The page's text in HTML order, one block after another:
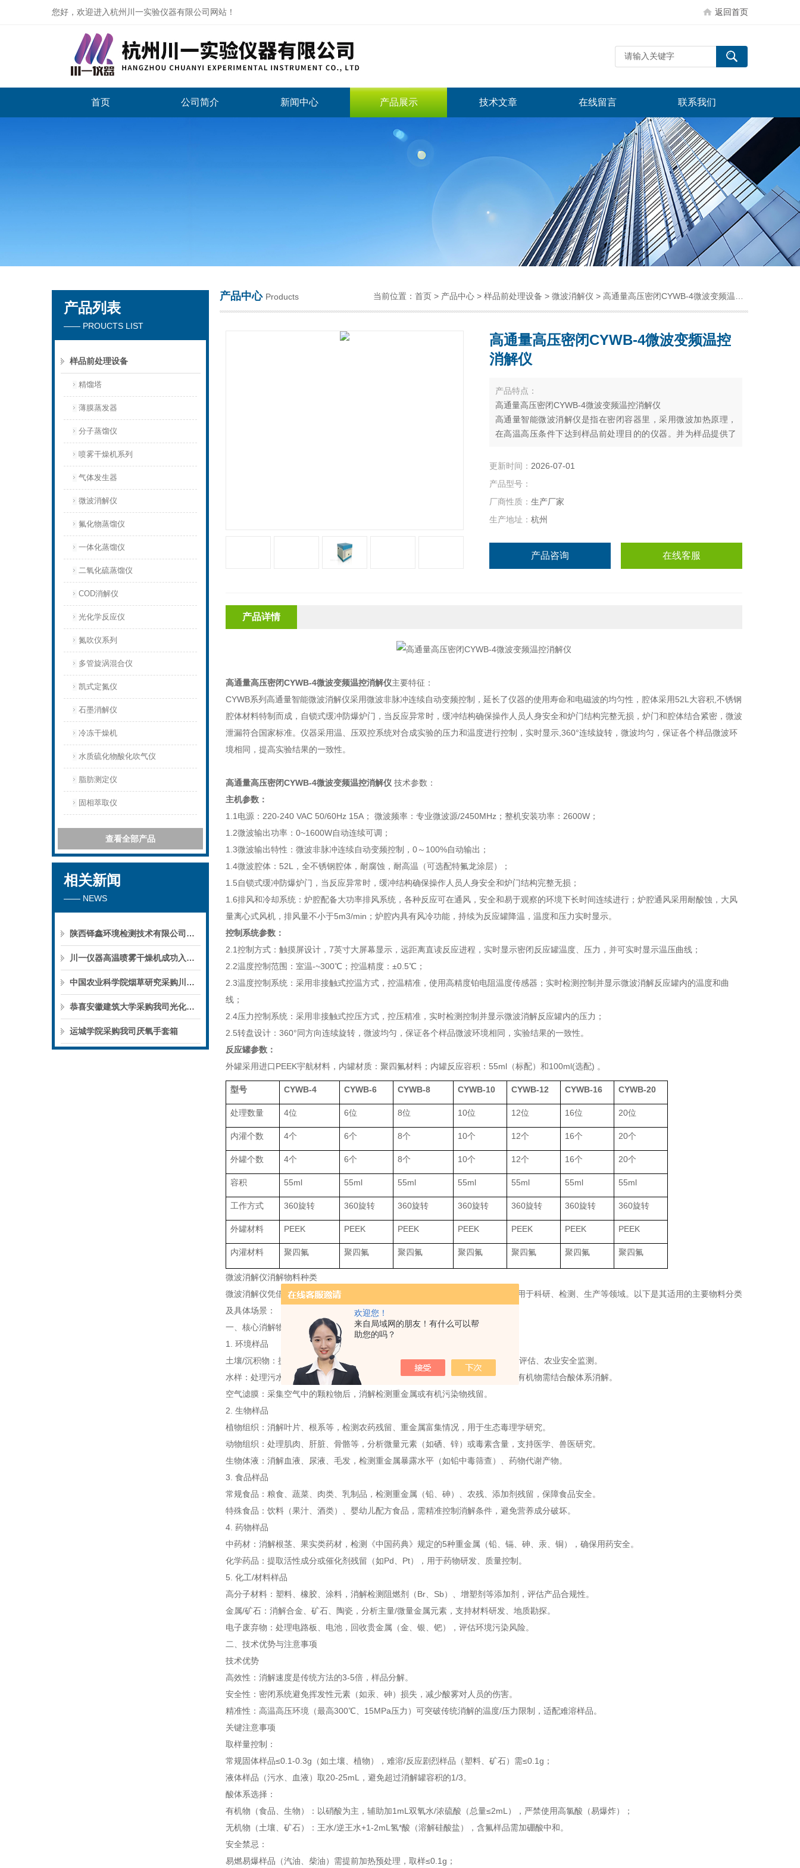
欢迎您！
来自局域网的朋友！有什么可以帮
助您的吗？
您好，欢迎进入杭州川一实验仪器有限公司网站！ 返回首页
杭州川一实验仪器有限公司
首页 公司简介 新闻中心 产品展示 技术文章 在线留言 联系我们
产品列表
—— PROUCTS LIST
样品前处理设备
精馏塔
薄膜蒸发器
分子蒸馏仪
喷雾干燥机系列
气体发生器
微波消解仪
氟化物蒸馏仪
一体化蒸馏仪
二氧化硫蒸馏仪
COD消解仪
光化学反应仪
氮吹仪系列
多管旋涡混合仪
凯式定氮仪
石墨消解仪
冷冻干燥机
水质硫化物酸化吹气仪
脂肪测定仪
固相萃取仪
查看全部产品
相关新闻
—— NEWS
陕西铎鑫环境检测技术有限公司采购我司全自动液液萃取仪
川一仪器高温喷雾干燥机成功入驻鄱阳职业学院，助力职业教育实训平台升级
中国农业科学院烟草研究采购川一仪器喷雾干燥机
恭喜安徽建筑大学采购我司光化学反应仪
运城学院采购我司厌氧手套箱
产品中心 Products 当前位置： 首页 > 产品中心 > 样品前处理设备 > 微波消解仪 > 高通量高压密闭CYWB-4微波变频温控消解仪
高通量高压密闭CYWB-4微波变频温控
消解仪
产品特点：
高通量高压密闭CYWB-4微波变频温控消解仪
高通量智能微波消解仪是指在密闭容器里，采用微波加热原理，
在高温高压条件下达到样品前处理目的的仪器。并为样品提供了
护、疾病控制、质量监督、商品检验、科研院所等领域。
更新时间： 2026-07-01
产品型号：
厂商性质： 生产厂家
生产地址： 杭州
产品咨询 在线客服
产品详情
高通量高压密闭CYWB-4微波变频温控消解仪主要特征：
CYWB系列高通量智能微波消解仪采用微波非脉冲连续自动变频控制，延长了仪器的使用寿命和电磁波的均匀性，腔体采用52L大容积,不锈钢
腔体材料特制而成，自锁式缓冲防爆炉门，当反应异常时，缓冲结构确保操作人员人身安全和炉门结构完整无损，炉门和腔体结合紧密，微波
泄漏符合国家标准。仪器采用温、压双控系统对合成实验的压力和温度进行控制，实时显示,360°连续旋转，微波均匀，保证各个样品微波环
境相同，提高实验结果的一致性。
高通量高压密闭CYWB-4微波变频温控消解仪 技术参数：
主机参数：
1.1电源：220-240 VAC 50/60Hz 15A； 微波频率：专业微波源/2450MHz；整机安装功率：2600W；
1.2微波输出功率：0~1600W自动连续可调；
1.3微波输出特性：微波非脉冲连续自动变频控制，0～100%自动输出；
1.4微波腔体：52L，全不锈钢腔体，耐腐蚀，耐高温（可选配特氟龙涂层）；
1.5自锁式缓冲防爆炉门，当反应异常时，缓冲结构确保操作人员人身安全和炉门结构完整无损；
1.6排风和冷却系统：炉腔配备大功率排风系统，各种反应可在通风，安全和易于观察的环境下长时间连续进行；炉腔通风采用耐酸蚀，大风
量离心式风机，排风量不小于5m3/min；炉腔内具有风冷功能，持续为反应罐降温，温度和压力实时显示。
控制系统参数：
2.1控制方式：触摸屏设计，7英寸大屏幕显示，远距离直读反应进程，实时显示密闭反应罐温度、压力，并可实时显示温压曲线；
2.2温度控制范围：室温-~300℃；控温精度：±0.5℃；
2.3温度控制系统：采用非接触式控温方式，控温精准，使用高精度铂电阻温度传感器；实时检测控制并显示微波消解反应罐内的温度和曲
线；
2.4压力控制系统：采用非接触式控压方式，控压精准，实时检测控制并显示微波消解反应罐内的压力；
2.5转盘设计：360°同方向连续旋转，微波均匀，保证各个样品微波环境相同，实验结果的一致性。
反应罐参数：
外罐采用进口PEEK宇航材料，内罐材质：聚四氟材料；内罐反应容积：55ml（标配）和100ml(选配) 。
型号 CYWB-4 CYWB-6 CYWB-8 CYWB-10 CYWB-12 CYWB-16 CYWB-20
处理数量 4位 6位 8位 10位 12位 16位 20位
内灌个数 4个 6个 8个 10个 12个 16个 20个
外罐个数 4个 6个 8个 10个 12个 16个 20个
容积 55ml 55ml 55ml 55ml 55ml 55ml 55ml
工作方式 360旋转 360旋转 360旋转 360旋转 360旋转 360旋转 360旋转
外罐材料 PEEK PEEK PEEK PEEK PEEK PEEK PEEK
内灌材料 聚四氟 聚四氟 聚四氟 聚四氟 聚四氟 聚四氟 聚四氟
微波消解仪消解物料种类
微波消解仪凭借高温高压、密闭消解的特性，可高效处理多种复杂物料，广泛应用于科研、检测、生产等领域。以下是其适用的主要物料分类
及具体场景：
一、核心消解物料分类
1. 环境样品
土壤/沉积物：提取重金属（Pb、Cd、Hg、As等）、有机污染物，用于土地污染评估、农业安全监测。
水样：处理污水、饮用水、地表水，检测痕量金属、营养盐（如磷、氮），部分有机物需结合酸体系消解。
空气滤膜：采集空气中的颗粒物后，消解检测重金属或有机污染物残留。
2. 生物样品
植物组织：消解叶片、根系等，检测农药残留、重金属富集情况，用于生态毒理学研究。
动物组织：处理肌肉、肝脏、骨骼等，分析微量元素（如硒、锌）或毒素含量，支持医学、兽医研究。
生物体液：消解血液、尿液、毛发，检测重金属暴露水平（如铅中毒筛查）、药物代谢产物。
3. 食品样品
常规食品：粮食、蔬菜、肉类、乳制品，检测重金属（铅、砷）、农残、添加剂残留，保障食品安全。
特殊食品：饮料（果汁、酒类）、婴幼儿配方食品，需精准控制消解条件，避免营养成分破坏。
4. 药物样品
中药材：消解根茎、果实类药材，检测《中国药典》规定的5种重金属（铅、镉、砷、汞、铜），确保用药安全。
化学药品：提取活性成分或催化剂残留（如Pd、Pt），用于药物研发、质量控制。
5. 化工/材料样品
高分子材料：塑料、橡胶、涂料，消解检测阻燃剂（Br、Sb）、增塑剂等添加剂，评估产品合规性。
金属/矿石：消解合金、矿石、陶瓷，分析主量/微量金属元素，支持材料研发、地质勘探。
电子废弃物：处理电路板、电池，回收贵金属（金、银、钯），评估环境污染风险。
二、技术优势与注意事项
技术优势
高效性：消解速度是传统方法的3-5倍，样品分解。
安全性：密闭系统避免挥发性元素（如汞、砷）损失，减少酸雾对人员的伤害。
精准性：高温高压环境（最高300℃、15MPa压力）可突破传统消解的温度/压力限制，适配难溶样品。
关键注意事项
取样量控制：
常规固体样品≤0.1-0.3g（如土壤、植物），难溶/反应剧烈样品（塑料、矿石）需≤0.1g；
液体样品（污水、血液）取20-25mL，避免超过消解罐容积的1/3。
酸体系选择：
有机物（食品、生物）：以硝酸为主，辅助加1mL双氧水/浓硫酸（总量≤2mL），严禁使用高氯酸（易爆炸）；
无机物（土壤、矿石）：王水/逆王水+1-2mL氢*酸（溶解硅酸盐），含氟样品需加硼酸中和。
安全禁忌：
易燃易爆样品（汽油、柴油）需提前加热预处理，取样≤0.1g；